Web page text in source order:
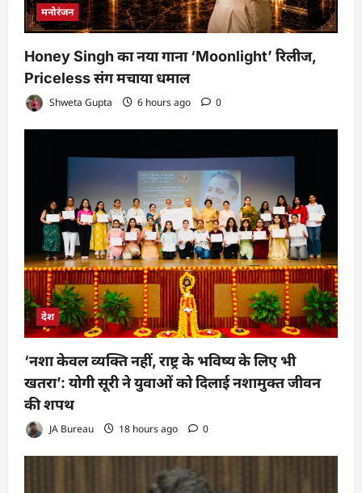
मनोरंजन
Honey Singh का नया गाना ‘Moonlight’ रिलीज,
Priceless संग मचाया धमाल
Shweta Gupta 6 hours ago 0
देश
‘नशा केवल व्यक्ति नहीं, राष्ट्र के भविष्य के लिए भी
खतरा’: योगी सूरी ने युवाओं को दिलाई नशामुक्त जीवन
की शपथ
JA Bureau 18 hours ago 0